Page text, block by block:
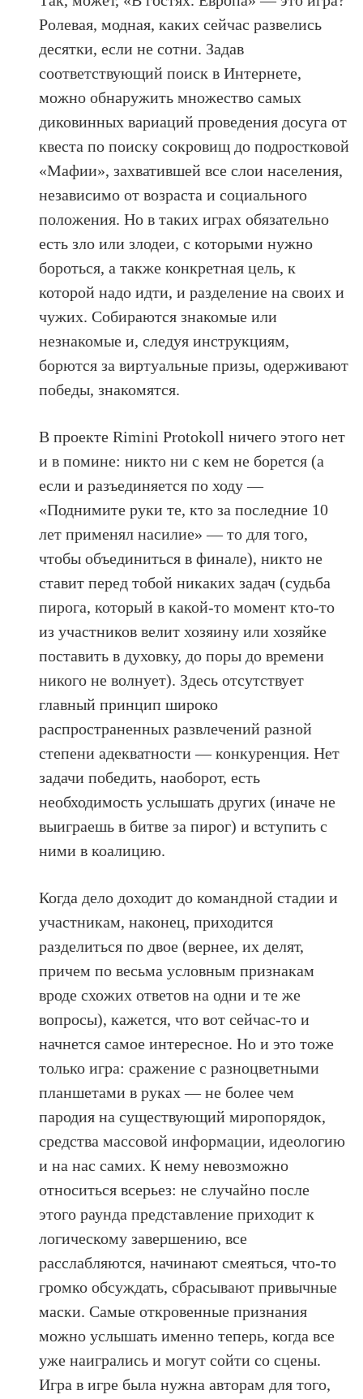
Ролевая, модная, каких сейчас развелись
десятки, если не сотни. Задав
соответствующий поиск в Интернете,
можно обнаружить множество самых
диковинных вариаций проведения досуга от
квеста по поиску сокровищ до подростковой
«Мафии», захватившей все слои населения,
независимо от возраста и социального
положения. Но в таких играх обязательно
есть зло или злодеи, с которыми нужно
бороться, а также конкретная цель, к
которой надо идти, и разделение на своих и
чужих. Собираются знакомые или
незнакомые и, следуя инструкциям,
борются за виртуальные призы, одерживают
победы, знакомятся.
В проекте Rimini Protokoll ничего этого нет
и в помине: никто ни с кем не борется (а
если и разъединяется по ходу —
«Поднимите руки те, кто за последние 10
лет применял насилие» — то для того,
чтобы объединиться в финале), никто не
ставит перед тобой никаких задач (судьба
пирога, который в какой-то момент кто-то
из участников велит хозяину или хозяйке
поставить в духовку, до поры до времени
никого не волнует). Здесь отсутствует
главный принцип широко
распространенных развлечений разной
степени адекватности — конкуренция. Нет
задачи победить, наоборот, есть
необходимость услышать других (иначе не
выиграешь в битве за пирог) и вступить с
ними в коалицию.
Когда дело доходит до командной стадии и
участникам, наконец, приходится
разделиться по двое (вернее, их делят,
причем по весьма условным признакам
вроде схожих ответов на одни и те же
вопросы), кажется, что вот сейчас-то и
начнется самое интересное. Но и это тоже
только игра: сражение с разноцветными
планшетами в руках — не более чем
пародия на существующий миропорядок,
средства массовой информации, идеологию
и на нас самих. К нему невозможно
относиться всерьез: не случайно после
этого раунда представление приходит к
логическому завершению, все
расслабляются, начинают смеяться, что-то
громко обсуждать, сбрасывают привычные
маски. Самые откровенные признания
можно услышать именно теперь, когда все
уже наигрались и могут сойти со сцены.
Игра в игре была нужна авторам для того,